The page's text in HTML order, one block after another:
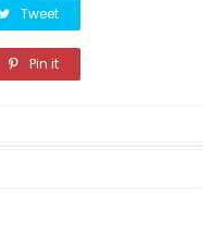
Tweet
Pin it